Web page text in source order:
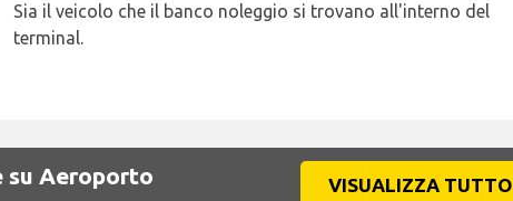
Sia il veicolo che il banco noleggio si trovano all'interno del
terminal.
su Aeroporto
VISUALIZZA TUTTO